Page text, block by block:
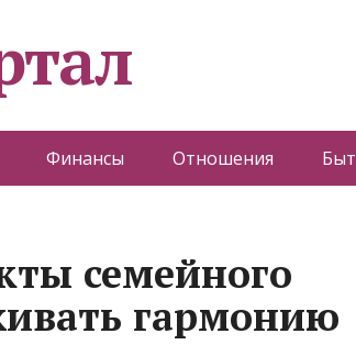
Финансы Отношения Быт
семейного
гармонию